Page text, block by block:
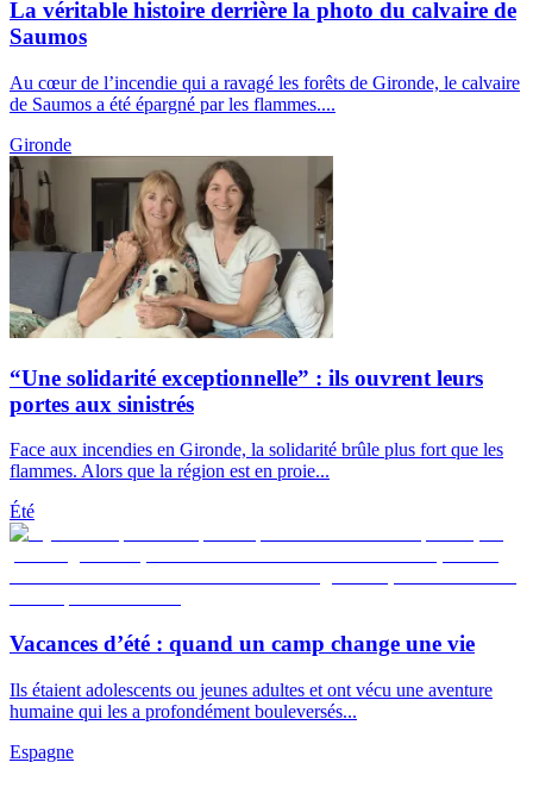
La véritable histoire derrière la photo du calvaire de
Saumos
Au cœur de l’incendie qui a ravagé les forêts de Gironde, le calvaire
de Saumos a été épargné par les flammes....
Gironde
“Une solidarité exceptionnelle” : ils ouvrent leurs
portes aux sinistrés
Face aux incendies en Gironde, la solidarité brûle plus fort que les
flammes. Alors que la région est en proie...
Été
Vacances d’été : quand un camp change une vie
Ils étaient adolescents ou jeunes adultes et ont vécu une aventure
humaine qui les a profondément bouleversés...
Espagne